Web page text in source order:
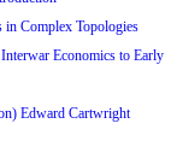
Complex Topologies
Economics to Early
Edward Cartwright